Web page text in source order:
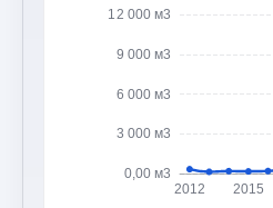
0,00 м3
3 000 м3
6 000 м3
9 000 м3
12 000 м3
2012 2015